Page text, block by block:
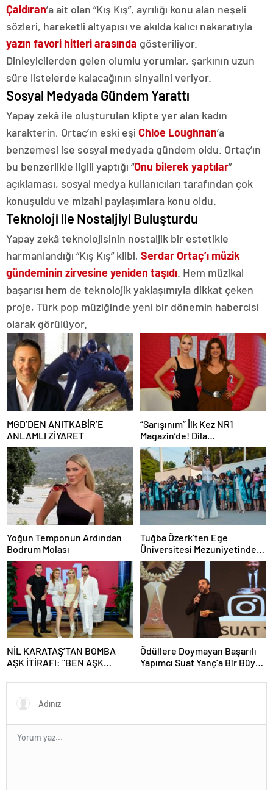
Çaldıran’a ait olan “Kış Kış”, ayrılığı konu alan neşeli
sözleri, hareketli altyapısı ve akılda kalıcı nakaratıyla
yazın favori hitleri arasında gösteriliyor.
Dinleyicilerden gelen olumlu yorumlar, şarkının uzun
süre listelerde kalacağının sinyalini veriyor.
Sosyal Medyada Gündem Yarattı
Yapay zekâ ile oluşturulan klipte yer alan kadın
karakterin, Ortaç’ın eski eşi Chloe Loughnan’a
benzemesi ise sosyal medyada gündem oldu. Ortaç’ın
bu benzerlikle ilgili yaptığı “Onu bilerek yaptılar”
açıklaması, sosyal medya kullanıcıları tarafından çok
konuşuldu ve mizahi paylaşımlara konu oldu.
Teknoloji ile Nostaljiyi Buluşturdu
Yapay zekâ teknolojisinin nostaljik bir estetikle
harmanlandığı “Kış Kış” klibi, Serdar Ortaç’ı müzik
gündeminin zirvesine yeniden taşıdı . Hem müzikal
başarısı hem de teknolojik yaklaşımıyla dikkat çeken
proje, Türk pop müziğinde yeni bir dönemin habercisi
olarak görülüyor.
MGD’DEN ANITKABİR’E
ANLAMLI ZİYARET
“Sarışınım” İlk Kez NR1
Magazin’de! Dila
Kalafatoğlu’ndan Yazın En
İddialı Yorumu
Yoğun Temponun Ardından
Bodrum Molası
Tuğba Özerk’ten Ege
Üniversitesi Mezuniyetinde
“Efe” Fırtınası! Gençler
Coşkuyu Zirveye Taşıdı
NİL KARATAŞ’TAN BOMBA
AŞK İTİRAFI: “BEN AŞK
İSTİYORUM!”
Ödüllere Doymayan Başarılı
Yapımcı Suat Yanç’a Bir Büyük